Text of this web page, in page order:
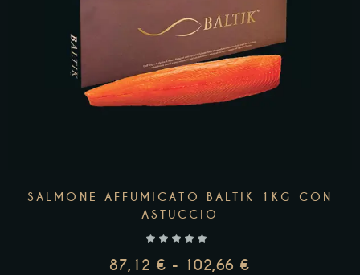
SALMONE AFFUMICATO BALTIK 1KG CON
ASTUCCIO
87,12 € - 102,66 €